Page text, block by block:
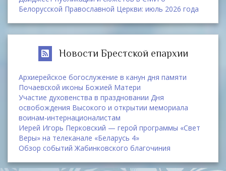
Белорусской Православной Церкви: июль 2026 года
Новости Брестской епархии
Архиерейское богослужение в канун дня памяти
Почаевской иконы Божией Матери
Участие духовенства в праздновании Дня
освобождения Высокого и открытии мемориала
воинам-интернационалистам
Иерей Игорь Перковский — герой программы «Свет
Веры» на телеканале «Беларусь 4»
Обзор событий Жабинковского благочиния